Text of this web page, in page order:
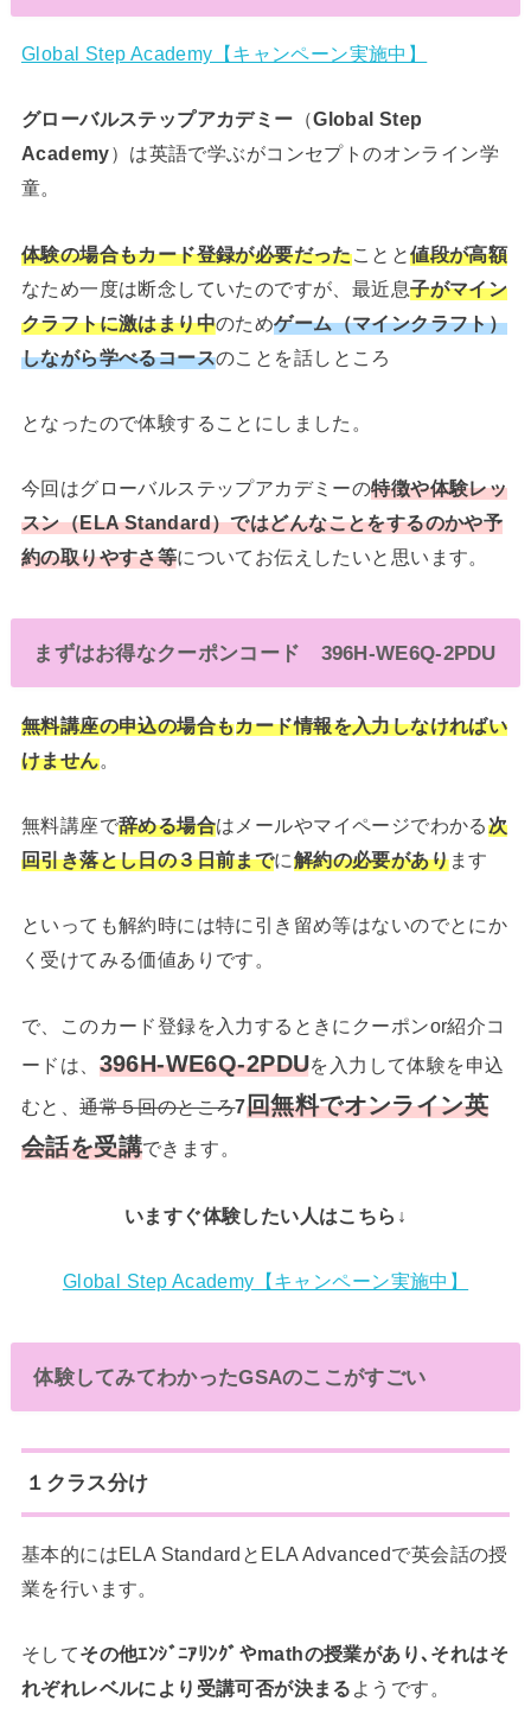
Global Step Academy【キャンペーン実施中】
グローバルステップアカデミー （Global Step
Academy）は英語で学ぶがコンセプトのオンライン学
童。
体験の場合もカード登録が必要だったことと値段が高額
なため一度は断念していたのですが、最近息子がマイン
クラフトに激はまり中のためゲーム（マインクラフト）
しながら学べるコースのことを話しところ
となったので体験することにしました。
今回はグローバルステップアカデミーの特徴や体験レッ
スン（ELA Standard）ではどんなことをするのかや予
約の取りやすさ等についてお伝えしたいと思います。
まずはお得なクーポンコード 396H-WE6Q-2PDU
無料講座の申込の場合もカード情報を入力しなければい
けません。
無料講座で辞める場合はメールやマイページでわかる次
回引き落とし日の３日前までに解約の必要があります
といっても解約時には特に引き留め等はないのでとにか
く受けてみる価値ありです。
で、このカード登録を入力するときにクーポンor紹介コ
ードは、 396H-WE6Q-2PDUを入力して体験を申込
むと、通常５回のところ7回無料でオンライン英
会話を受講できます。
いますぐ体験したい人はこちら↓
Global Step Academy【キャンペーン実施中】
体験してみてわかったGSAのここがすごい
１クラス分け
基本的にはELA StandardとELA Advancedで英会話の授
業を行います。
そしてその他ｴﾝｼﾞﾆｱﾘﾝｸﾞやmathの授業があり､それはそ
れぞれレベルにより受講可否が決まる ようです。